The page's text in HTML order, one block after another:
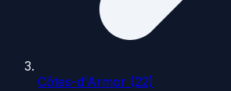
Côtes-d'Armor (22)